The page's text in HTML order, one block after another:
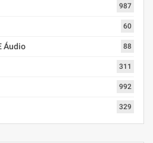
987
60
Áudio 88
311
992
329